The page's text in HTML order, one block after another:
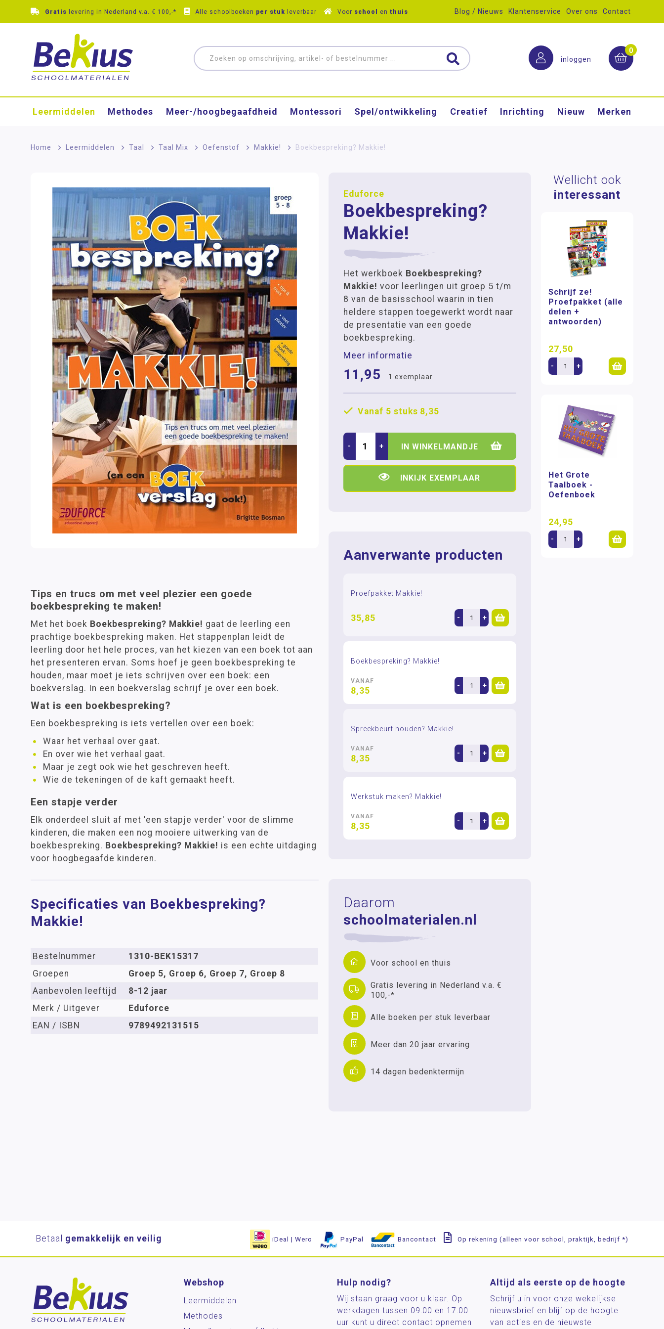
Gratis levering in Nederland v.a. € 100,-* Alle schoolboeken per stuk leverbaar Voor school en thuis Blog / Nieuws Klantenservice Over ons Contact
inloggen
0
Leermiddelen Methodes Meer-/hoog­begaafdheid Montessori Spel/ontwikkeling Creatief Inrichting Nieuw Merken
Home > Leermiddelen > Taal > Taal Mix > Oefenstof > Makkie! > Boekbespreking? Makkie!
Eduforce
Boekbespreking?
Makkie!
Het werkboek Boekbespreking?
Makkie! voor leerlingen uit groep 5 t/m
8 van de basisschool waarin in tien
heldere stappen toegewerkt wordt naar
de presentatie van een goede
boekbespreking.
Meer informatie
11,95 1 exemplaar
Vanaf 5 stuks 8,35
- + IN WINKELMANDJE
INKIJK EXEMPLAAR
Aanverwante producten
Proefpakket Makkie!
35,85 - +
Boekbespreking? Makkie!
VANAF
8,35 - +
Spreekbeurt houden? Makkie!
VANAF
8,35 - +
Werkstuk maken? Makkie!
VANAF
8,35 - +
Daarom
schoolmaterialen.nl
Voor school en thuis
Gratis levering in Nederland v.a. €
100,-*
Alle boeken per stuk leverbaar
Meer dan 20 jaar ervaring
14 dagen bedenktermijn
Tips en trucs om met veel plezier een goede
boekbespreking te maken!
Met het boek Boekbespreking? Makkie! gaat de leerling een
prachtige boekbespreking maken. Het stappenplan leidt de
leerling door het hele proces, van het kiezen van een boek tot aan
het presenteren ervan. Soms hoef je geen boekbespreking te
houden, maar moet je iets schrijven over een boek: een
boekverslag. In een boekverslag schrijf je over een boek.
Wat is een boekbespreking?
Een boekbespreking is iets vertellen over een boek:
Waar het verhaal over gaat.
En over wie het verhaal gaat.
Maar je zegt ook wie het geschreven heeft.
Wie de tekeningen of de kaft gemaakt heeft.
Een stapje verder
Elk onderdeel sluit af met 'een stapje verder' voor de slimme
kinderen, die maken een nog mooiere uitwerking van de
boekbespreking. Boekbespreking? Makkie! is een echte uitdaging
voor hoogbegaafde kinderen.
Specificaties van Boekbespreking?
Makkie!
Bestelnummer
1310-BEK15317
Groepen
Groep 5, Groep 6, Groep 7, Groep 8
Aanbevolen leeftijd
8-12 jaar
Merk / Uitgever
Eduforce
EAN / ISBN
9789492131515
Wellicht ook
interessant
Schrijf ze!
Proefpakket (alle
delen +
antwoorden)
27,50
- +
Het Grote
Taalboek -
Oefenboek
24,95
- +
Betaal gemakkelijk en veilig iDeal | Wero PayPal Bancontact Op rekening (alleen voor school, praktijk, bedrijf *)
Webshop
Leermiddelen
Methodes
Hulp nodig?
Wij staan graag voor u klaar. Op
werkdagen tussen 09:00 en 17:00
uur kunt u direct contact opnemen
Altijd als eerste op de hoogte
Schrijf u in voor onze wekelijkse
nieuwsbrief en blijf op de hoogte
van acties en de nieuwste